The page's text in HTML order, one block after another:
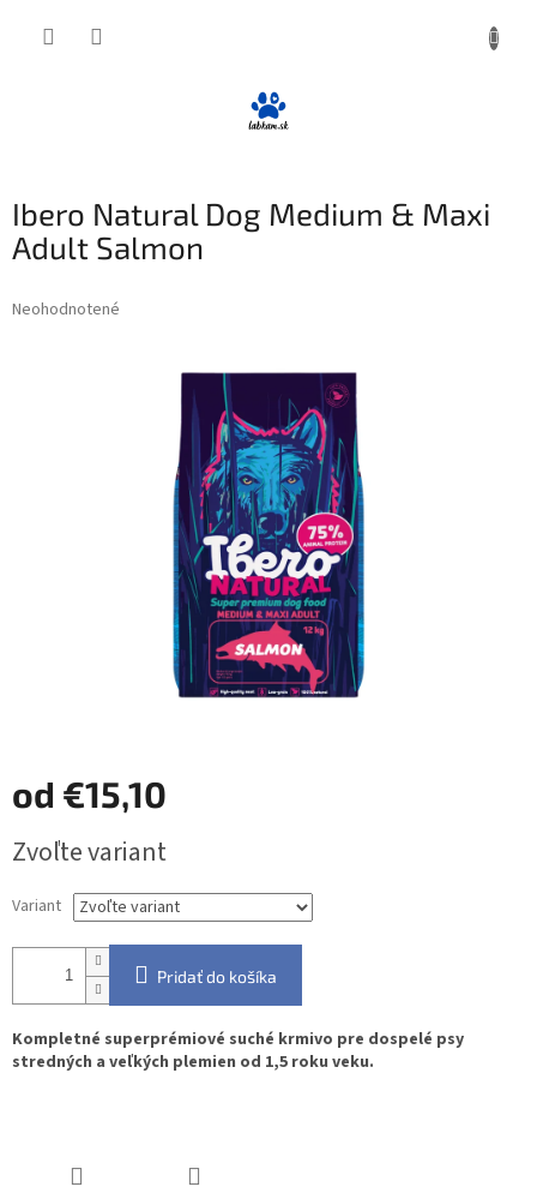
Ibero Natural Dog Medium & Maxi
Adult Salmon
Priemerné
Neohodnotené
od €15,10
cena:
Zvoľte variant
Variant
Pridať do košíka
Kompletné superprémiové suché krmivo pre dospelé psy
stredných a veľkých plemien od 1,5 roku veku.